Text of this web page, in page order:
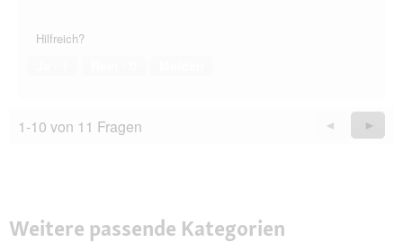
Hilfreich?
1-10 von 11 Fragen
Zurück
Questions
◄
Weiter
►
Weitere passende Kategorien